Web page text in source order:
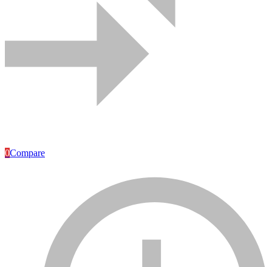
Caméra de surveillance
0Compare